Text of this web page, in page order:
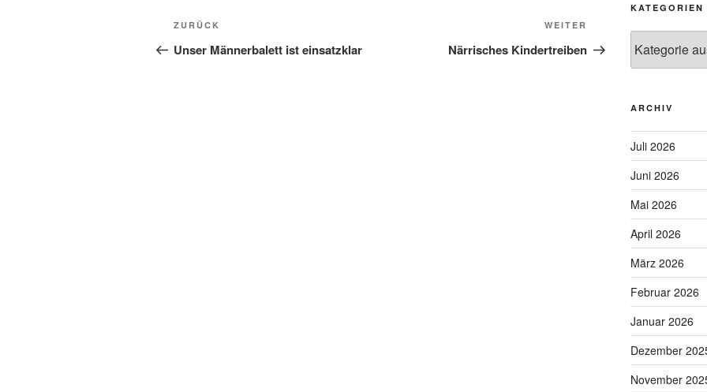
Beitragsnavigation
Vorheriger
Beitrag
ZURÜCK
Unser Männerbalett ist einsatzklar
Nächster
Beitrag
WEITER
Närrisches Kindertreiben
KATEGORIEN
ARCHIV
Juli 2026
Juni 2026
Mai 2026
April 2026
März 2026
Februar 2026
Januar 2026
Dezember
November